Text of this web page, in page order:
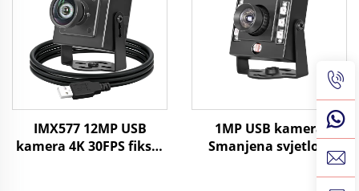
uređaj
IMX577 12MP USB
kamera 4K 30FPS fiksni
1MP USB kamera
Smanjena svjetlost
0,005Lux 720P CMOS
1/3" senzori H65 UVC